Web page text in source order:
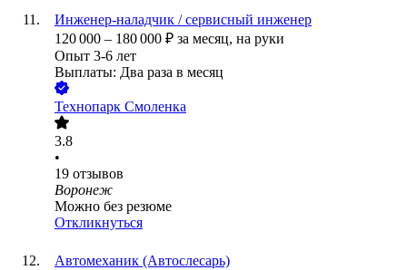
Инженер-наладчик / сервисный инженер
120 000 – 180 000 ₽ за месяц, на руки
Опыт 3-6 лет
Выплаты: Два раза в месяц
Технопарк Смоленка
3.8
•
19 отзывов
Воронеж
Можно без резюме
Откликнуться
Автомеханик (Автослесарь)